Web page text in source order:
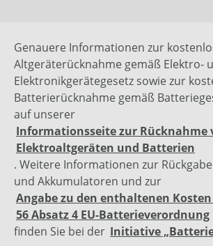
Genauere Informationen zur
Altgeräterücknahme gemäß Elektro-
Elektronikgerätegesetz sowie zur
Batterierücknahme gemäß
auf unserer
Informationsseite zur Rücknahme
Elektroaltgeräten und Batterien
. Weitere Informationen zur
und Akkumulatoren und zur
Angabe zu den enthaltenen
56 Absatz 4 EU-Batterieverordnung
finden Sie bei der Initiative